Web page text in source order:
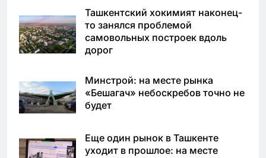
Ташкентский хокимият наконец-
то занялся проблемой
самовольных построек вдоль
дорог
Минстрой: на месте рынка
«Бешагач» небоскребов точно не
будет
Еще один рынок в Ташкенте
уходит в прошлое: на месте